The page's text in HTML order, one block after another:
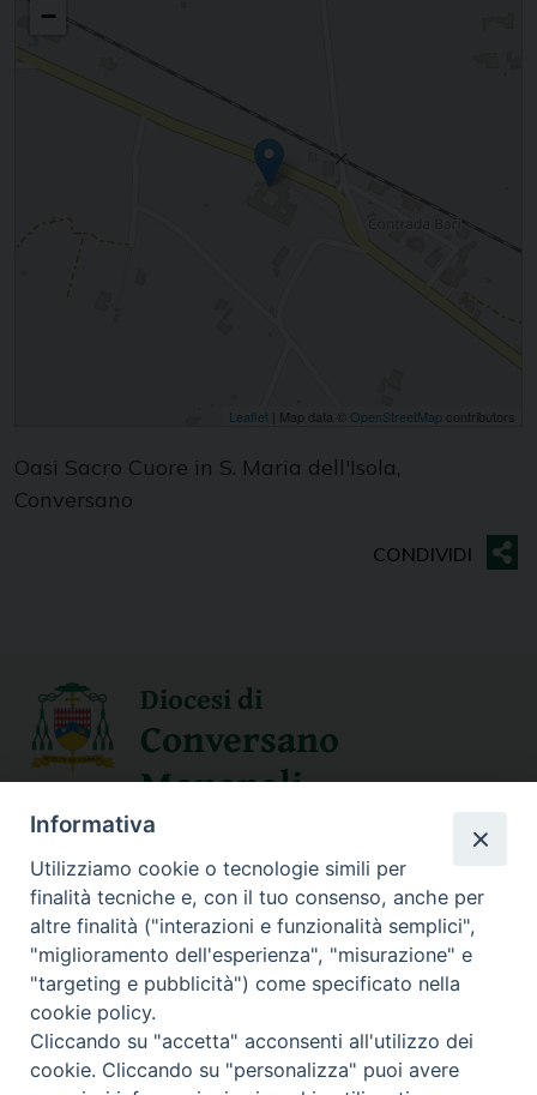
−
Leaflet | Map data © OpenStreetMap contributors
Oasi Sacro Cuore in S. Maria dell'Isola,
Conversano
Diocesi di
Conversano
Monopoli
SEGUICI SU
Contatti
Sede Curia
70014 CONVERSANO (BA) – Via San Benedetto, 1
Informativa
Utilizziamo cookie o tecnologie simili per
finalità tecniche e, con il tuo consenso, anche per
altre finalità ("interazioni e funzionalità semplici",
"miglioramento dell'esperienza", "misurazione" e
"targeting e pubblicità") come specificato nella
cookie policy.
Cliccando su "accetta" acconsenti all'utilizzo dei
cookie. Cliccando su "personalizza" puoi avere